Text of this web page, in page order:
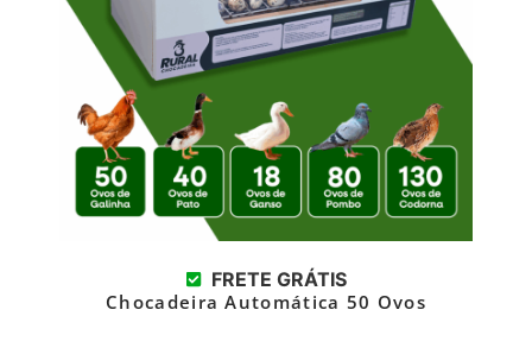
FRETE GRÁTIS
Chocadeira Automática 50 Ovos